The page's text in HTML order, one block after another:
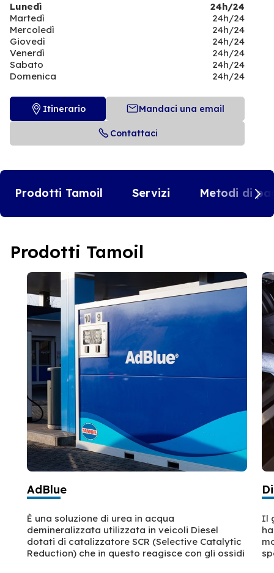
Lunedì
24h/24
Martedì
24h/24
Mercoledì
24h/24
Giovedì
24h/24
Venerdì
24h/24
Sabato
24h/24
Domenica
24h/24
Itinerario Mandaci una email
Contattaci
Prodotti Tamoil Servizi Metodi di
Prodotti Tamoil
AdBlue
È una soluzione di urea in acqua
demineralizzata utilizzata in veicoli Diesel
dotati di catalizzatore SCR (Selective Catalytic
Reduction) che in questo reagisce con gli ossidi
Il